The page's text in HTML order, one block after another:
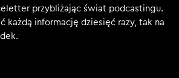
przybliżając świat podcastingu.
każdą informację dziesięć razy, tak na